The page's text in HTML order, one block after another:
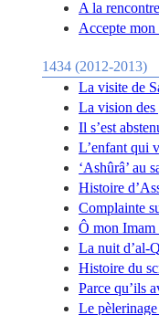
A la
Accepte
1434 (2012-2013)
La visite de
La vision des
Il s’est
L’enfant qui
‘Ashûrâ’ au
Histoire
Complainte
Ô mon Imam
La nuit d’al-
Histoire du
Parce qu’ils
Le